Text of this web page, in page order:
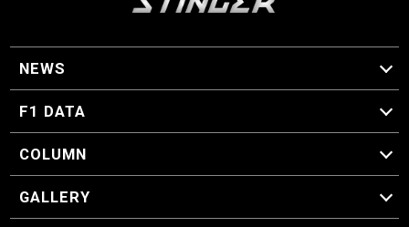
NEWS
F1 ニュース
F1 DATA
F1 日程
F1 データ
COLUMN
マイ・ワンダフル・サーキット
スクーデリア・一方通行
F1に燃え、ゴルフに泣く日々。
スティングくんの部屋
GALLERY